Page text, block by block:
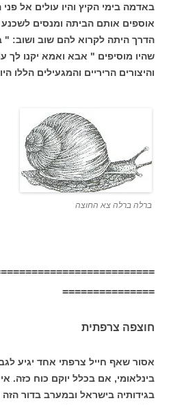
באדמה בימי הקיץ והיו עולים אל
אוספים אותם הביתה ומנסים
הדרך היתה לקרוא להם שוב ושוב:
שהיו מוסיפים " אבא ואמא יקנו לך
והיצורים הריריים והמגעילים הללו
ברלה ברלה צא החוצה
===============
חוצפה צרפתית
אסור שאף חייל צרפתי אחד יגיע
בינלאומי, אם בכלל יוקם כוח
בגידותיה בישראל ובמערב בדור